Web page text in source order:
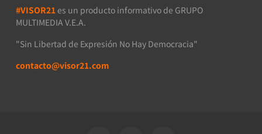
#VISOR21 es un producto informativo de GRUPO
MULTIMEDIA V.E.A.
"Sin Libertad de Expresión No Hay Democracia"
contacto@visor21.com